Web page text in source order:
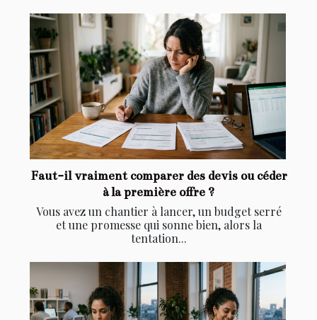
Faut-il vraiment comparer des devis ou céder
à la première offre ?
Vous avez un chantier à lancer, un budget serré
et une promesse qui sonne bien, alors la
tentation...